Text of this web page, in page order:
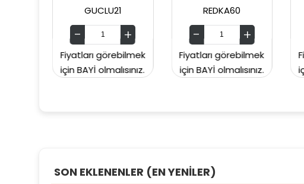
görebilmek
olmalısınız.
Fiyatları görebilmek
için BAYİ olmalısınız.
Fiyatları
için BAYİ
SON EKLENENLER (EN YENİLER)